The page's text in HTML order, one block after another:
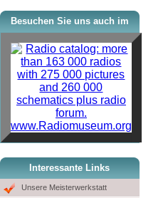
Besuchen Sie uns auch im
www.Radiomuseum.org
Interessante Links
Unsere Meisterwerkstatt